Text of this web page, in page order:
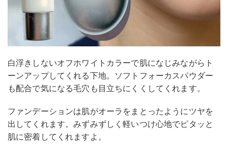
白浮きしないオフホワイトカラーで肌になじみながらト
ーンアップしてくれる下地。ソフトフォーカスパウダー
も配合で気になる毛穴も目立ちにくくしてくれます。
ファンデーションは肌がオーラをまとったようにツヤを
出してくれます。みずみずしく軽いつけ心地でピタッと
肌に密着してくれますよ。